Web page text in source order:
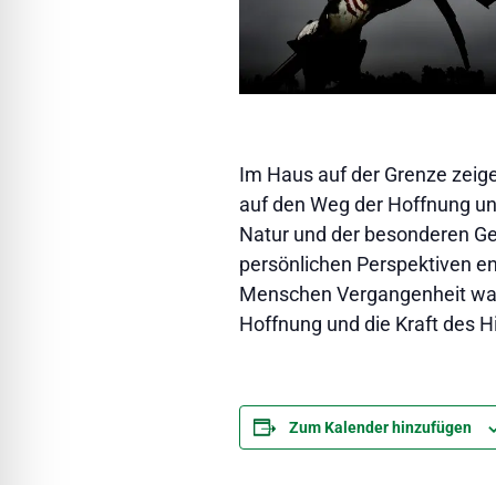
Im Haus auf der Grenze
auf den Weg der Hoffnung
Natur und der besonderen
persönlichen Perspektiven
Menschen Vergangenheit
Hoffnung und die Kraft des
Zum Kalender hinzufügen